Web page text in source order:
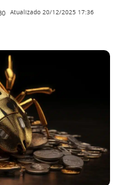
Atualizado 20/12/2025 17:36